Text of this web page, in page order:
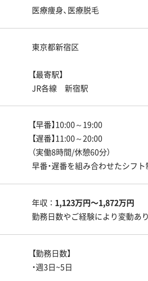
医療痩身、医療脱毛
東京都新宿区
【最寄駅】
JR各線 新宿駅
【早番】10:00～19:00
【遅番】11:00～20:00
（実働8時間/休憩60分）
早番・遅番を組み合わせたシフト
年収 ： 1,123万円〜1,872万円
勤務日数やご経験により変動あり
【勤務日数】
・週3日~5日